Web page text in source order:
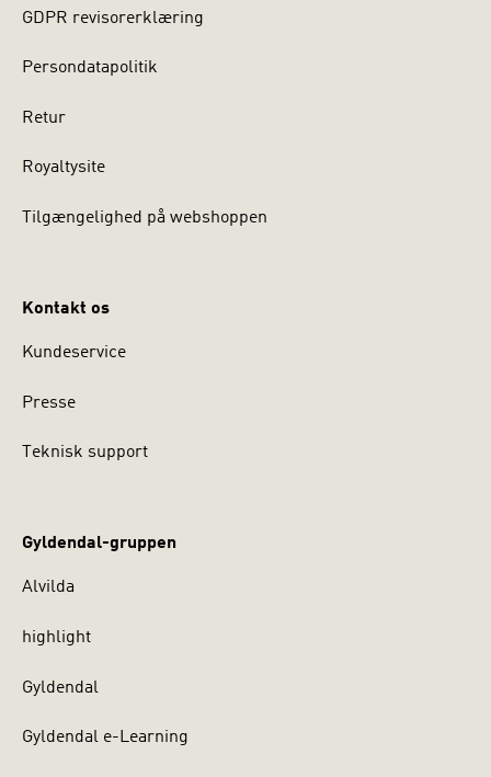
GDPR revisorerklæring
Persondatapolitik
Retur
Royaltysite
Tilgængelighed på webshoppen
Kontakt os
Kundeservice
Presse
Teknisk support
Gyldendal-gruppen
Alvilda
highlight
Gyldendal
Gyldendal e-Learning